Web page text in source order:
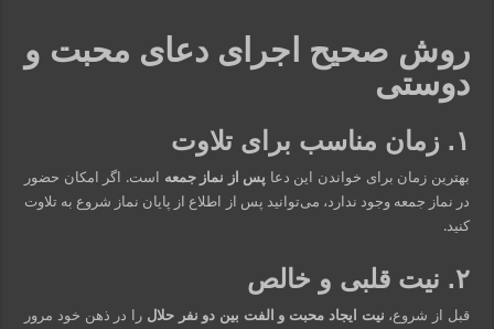
روش صحیح اجرای دعای محبت و
دوستی
۱. زمان مناسب برای تلاوت
بهترین زمان برای خواندن این دعا پس از نماز جمعه است. اگر امکان حضور
در نماز جمعه وجود ندارد، می‌توانید پس از اطلاع از پایان نماز شروع به تلاوت
کنید.
۲. نیت قلبی و خالص
قبل از شروع، نیت ایجاد محبت و الفت بین دو نفر حلال را در ذهن خود مرور